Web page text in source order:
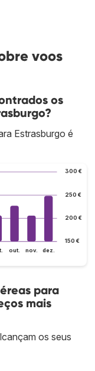
voos
os
Estrasburgo é
150 €
200 €
250 €
300 €
out. nov. dez.
para
mais
os seus